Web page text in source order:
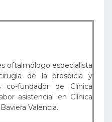
oftalmólogo especialista
de la presbicia y
co-fundador de Clínica
asistencial en Clínica
Valencia.